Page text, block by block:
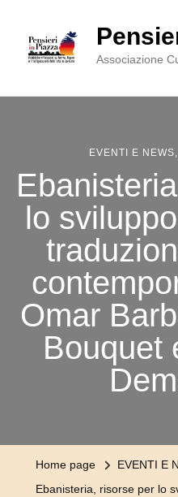
Associazione
EVENTI E NEWS
lo
Omar
Bouquet
Home page
EVENTI E
Ebanisteria, risorse per lo